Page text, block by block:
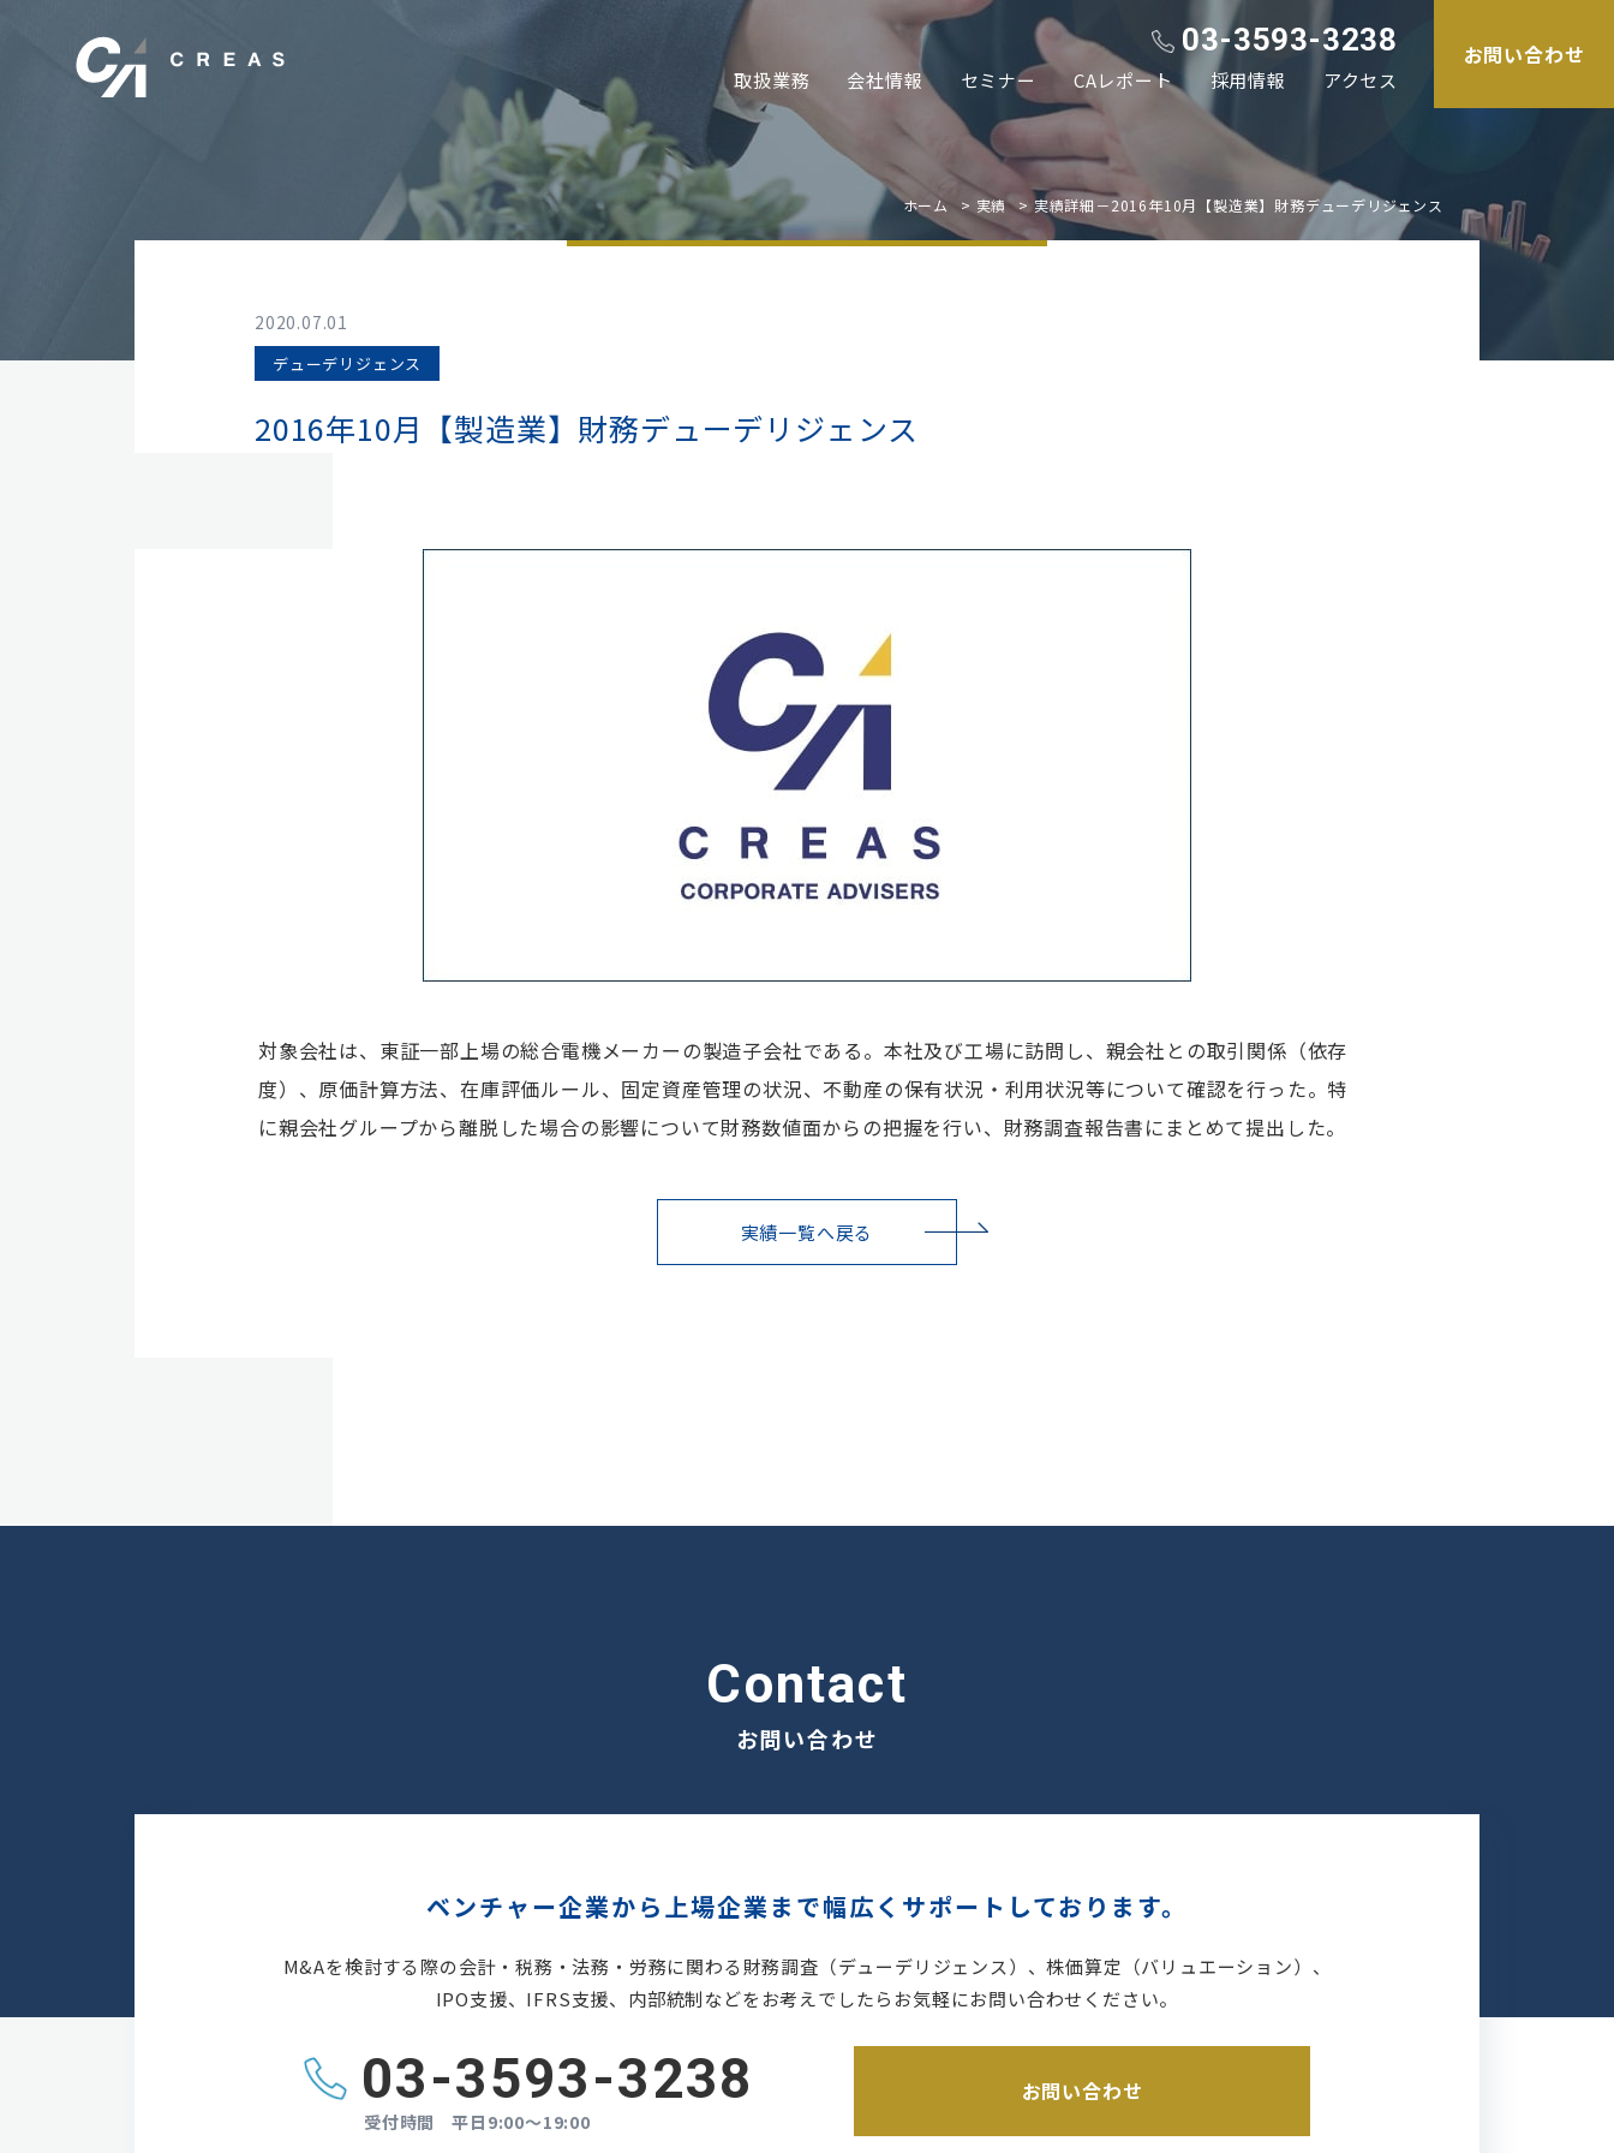
お問い合わせ
03-3593-3238
取扱業務 会社情報 セミナー CAレポート 採用情報 アクセス
ホーム 実績 実績詳細－2016年10月【製造業】財務デューデリジェンス
2020.07.01
デューデリジェンス
2016年10月【製造業】財務デューデリジェンス
対象会社は、東証一部上場の総合電機メーカーの製造子会社である。本社及び工場に訪問し、親会社との取引関係（依存
度）、原価計算方法、在庫評価ルール、固定資産管理の状況、不動産の保有状況・利用状況等について確認を行った。特
に親会社グループから離脱した場合の影響について財務数値面からの把握を行い、財務調査報告書にまとめて提出した。
実績一覧へ戻る
contact
お問い合わせ
ベンチャー企業から上場企業まで幅広くサポートしております。
M&Aを検討する際の会計・税務・法務・労務に関わる財務調査（デューデリジェンス）、株価算定（バリュエーション）、
IPO支援、IFRS支援、内部統制などをお考えでしたらお気軽にお問い合わせください。
03-3593-3238
受付時間 平日9:00～19:00
お問い合わせ